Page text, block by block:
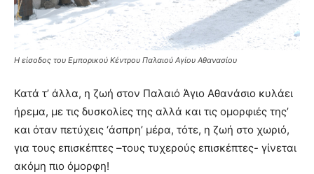
Η είσοδος του Εμπορικού Κέντρου Παλαιού Αγίου Αθανασίου
Κατά τ’ άλλα, η ζωή στον Παλαιό Άγιο Αθανάσιο κυλάει
ήρεμα, με τις δυσκολίες της αλλά και τις ομορφιές της’
και όταν πετύχεις ‘άσπρη’ μέρα, τότε, η ζωή στο χωριό,
για τους επισκέπτες –τους τυχερούς επισκέπτες- γίνεται
ακόμη πιο όμορφη!